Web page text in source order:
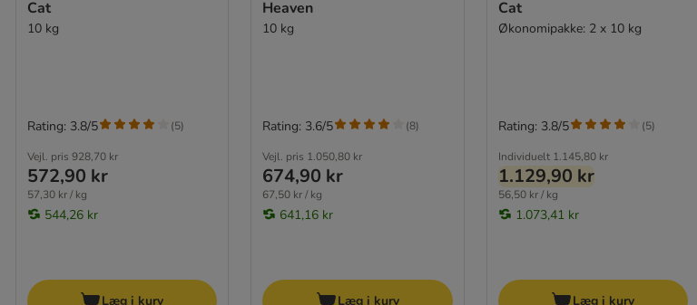
Cat
10 kg
Vejl. pris 928,70 kr
572,90 kr
57,30 kr / kg
544,26 kr
Rating: 3.8/5 (5)
Læg i kurv
Heaven
10 kg
Vejl. pris 1.050,80 kr
674,90 kr
67,50 kr / kg
641,16 kr
Rating: 3.6/5 (8)
Læg i kurv
Cat
Økonomipakke: 2 x 10 kg
Individuelt 1.145,80 kr
1.129,90 kr
56,50 kr / kg
1.073,41 kr
Rating: 3.8/5 (5)
Læg i kurv